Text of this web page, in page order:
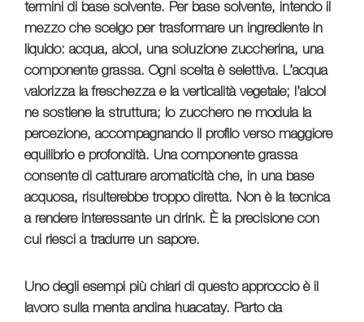
termini di base solvente. Per base solvente, intendo il
mezzo che scelgo per trasformare un ingrediente in
liquido: acqua, alcol, una soluzione zuccherina, una
componente grassa. Ogni scelta è selettiva. L’acqua
valorizza la freschezza e la verticalità vegetale; l’alcol
ne sostiene la struttura; lo zucchero ne modula la
percezione, accompagnando il profilo verso maggiore
equilibrio e profondità. Una componente grassa
consente di catturare aromaticità che, in una base
acquosa, risulterebbe troppo diretta. Non è la tecnica
a rendere interessante un drink. È la precisione con
cui riesci a tradurre un sapore.
Uno degli esempi più chiari di questo approccio è il
lavoro sulla menta andina huacatay. Parto da